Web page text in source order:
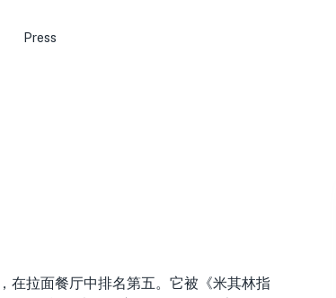
Press
在拉面餐厅中排名第五。它被《米其林指